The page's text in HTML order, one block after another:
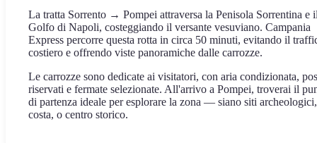
La tratta Sorrento → Pompei attraversa la Penisola Sorrentina e
Golfo di Napoli, costeggiando il versante vesuviano. Campania
Express percorre questa rotta in circa 50 minuti, evitando il
costiero e offrendo viste panoramiche dalle carrozze.
Le carrozze sono dedicate ai visitatori, con aria condizionata,
riservati e fermate selezionate. All'arrivo a Pompei, troverai il
di partenza ideale per esplorare la zona — siano siti archeologici,
costa, o centro storico.